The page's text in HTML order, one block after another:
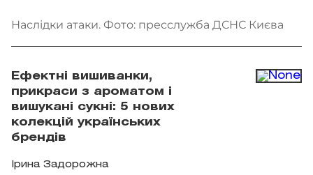
Наслідки атаки. Фото: пресслужба ДСНС Києва
Ефектні вишиванки,
прикраси з ароматом і
вишукані сукні: 5 нових
колекцій українських
брендів
Ірина Задорожна